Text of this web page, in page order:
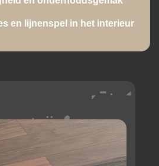
en lijnenspel in het interieur